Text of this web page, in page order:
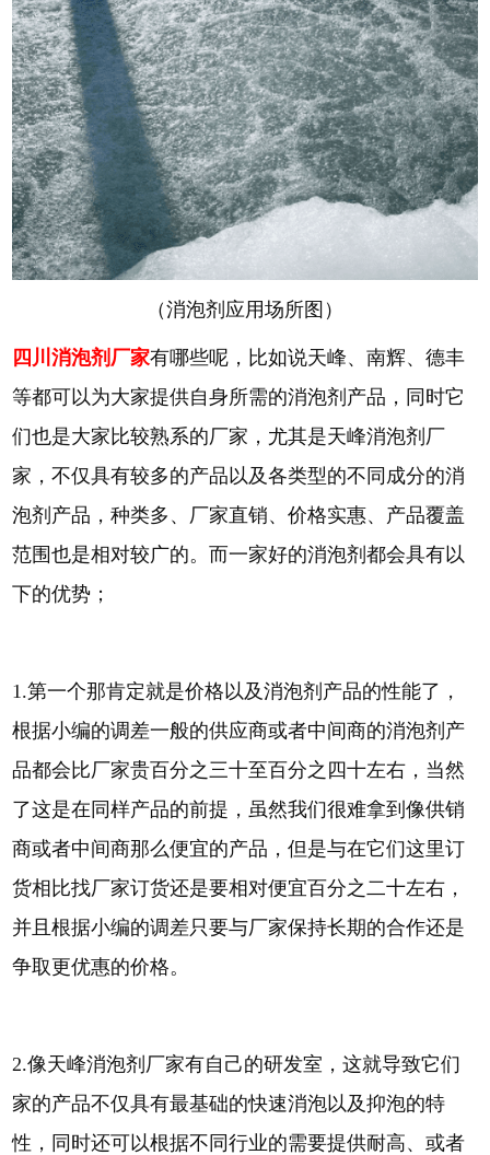
（消泡剂应用场所图）
四川消泡剂厂家有哪些呢，比如说天峰、南辉、德丰
等都可以为大家提供自身所需的消泡剂产品，同时它
们也是大家比较熟系的厂家，尤其是天峰消泡剂厂
家，不仅具有较多的产品以及各类型的不同成分的消
泡剂产品，种类多、厂家直销、价格实惠、产品覆盖
范围也是相对较广的。而一家好的消泡剂都会具有以
下的优势；
1.第一个那肯定就是价格以及消泡剂产品的性能了，
根据小编的调差一般的供应商或者中间商的消泡剂产
品都会比厂家贵百分之三十至百分之四十左右，当然
了这是在同样产品的前提，虽然我们很难拿到像供销
商或者中间商那么便宜的产品，但是与在它们这里订
货相比找厂家订货还是要相对便宜百分之二十左右，
并且根据小编的调差只要与厂家保持长期的合作还是
争取更优惠的价格。
2.像天峰消泡剂厂家有自己的研发室，这就导致它们
家的产品不仅具有最基础的快速消泡以及抑泡的特
性，同时还可以根据不同行业的需要提供耐高、或者